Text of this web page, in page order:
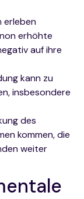
erleben
erhöhte
auf ihre
kann zu
insbesondere
des
kommen, die
weiter